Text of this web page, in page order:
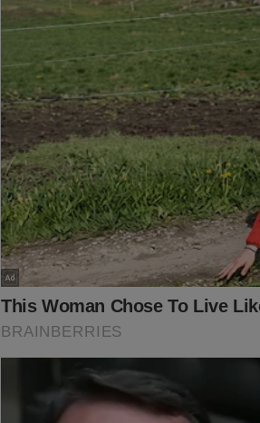
Flávio Bolsonaroé uma realidade para
camisetas de apoio ao pré-candidato à
um dos primeiros a estampar a luta pelo
abaixo:
https://